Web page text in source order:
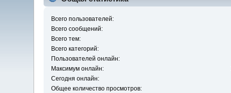
Всего пользователей:
Всего сообщений:
Всего тем:
Всего категорий:
Пользователей онлайн:
Максимум онлайн:
Сегодня онлайн:
Общее количество просмотров: